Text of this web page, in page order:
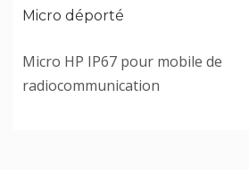
Micro déporté
Micro HP IP67 pour mobile de
radiocommunication